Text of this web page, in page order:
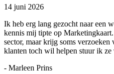
14 juni 2026
Ik heb erg lang gezocht naar een
kennis mij tipte op
sector, maar krijg soms
klanten toch wil helpen stuur ik
- Marleen Prins